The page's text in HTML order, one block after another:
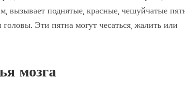
вызывает поднятые, красные, чешуйчатые
Эти пятна могут чесаться, жалить или
мозга